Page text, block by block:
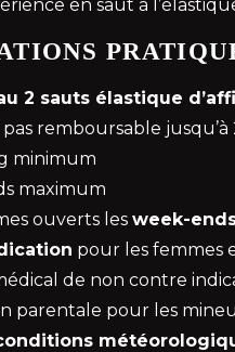
en saut à
2 sauts élastique
remboursable jusqu’à
minimum
maximum
ouverts les week-
pour les femmes
de non contre
parentale pour les